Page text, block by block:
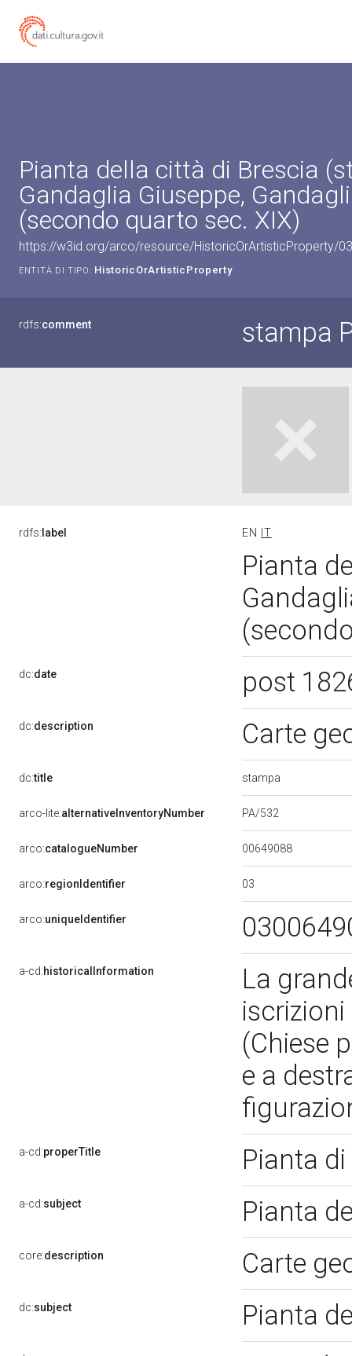
Pianta della città di Brescia
Gandaglia Giuseppe,
(secondo quarto sec. XIX)
https://w3id.org/arco/resource/HistoricOrArtisticProperty/
ENTITÀ DI TIPO: HistoricOrArtisticProperty
rdfs:comment stampa
rdfs: label EN IT
Pianta
dc:date post
dc:description Carte
dc:title stampa
arco-lite:alternativeInventoryNumber PA/532
arco:catalogueNumber 00649088
arco:regionIdentifier 03
arco:uniqueIdentifier
a-cd:historicalInformation
La
(Chiese
e a
a-cd:properTitle Pianta
a-cd:subject Pianta
core:description Carte
dc:subject Pianta